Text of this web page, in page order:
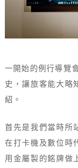
一開始的例行導覽
史，讓旅客能大略
紹。
首先是我們當時所
在打卡機及數位時
用金屬製的銘牌做